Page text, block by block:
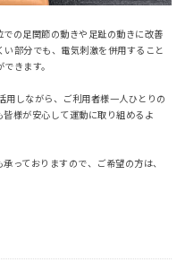
の足関節の動きや足趾の動きに改善
部分でも、電気刺激を併用すること
きます。
用しながら、ご利用者様一人ひとりの
様が安心して運動に取り組めるよ
っておりますので、ご希望の方は、